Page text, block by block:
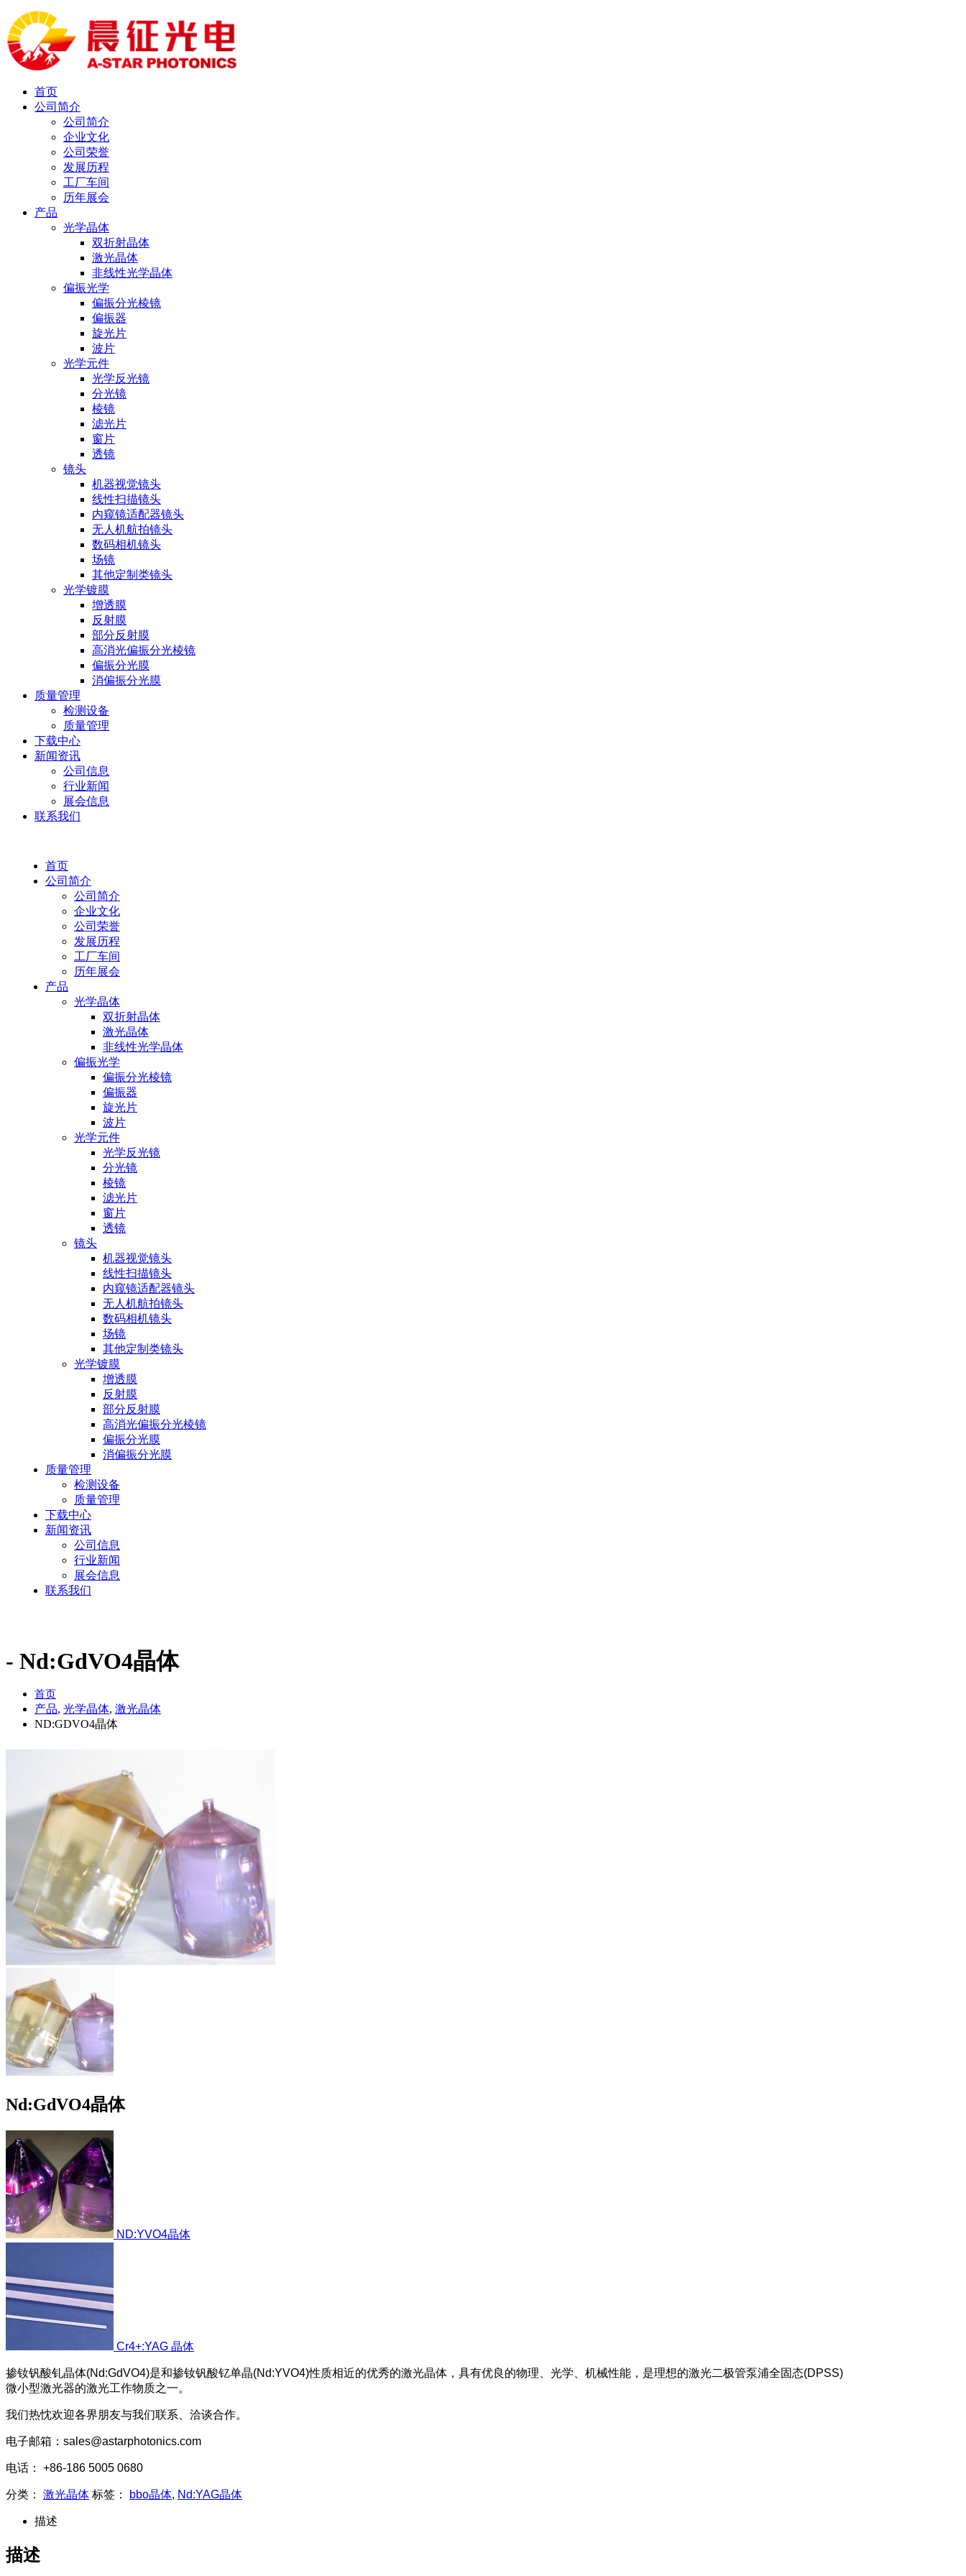
首页
公司简介
公司简介
企业文化
公司荣誉
发展历程
工厂车间
历年展会
产品
光学晶体
双折射晶体
激光晶体
非线性光学晶体
偏振光学
偏振分光棱镜
偏振器
旋光片
波片
光学元件
光学反光镜
分光镜
棱镜
滤光片
窗片
透镜
镜头
机器视觉镜头
线性扫描镜头
内窥镜适配器镜头
无人机航拍镜头
数码相机镜头
场镜
其他定制类镜头
光学镀膜
增透膜
反射膜
部分反射膜
高消光偏振分光棱镜
偏振分光膜
消偏振分光膜
质量管理
检测设备
质量管理
下载中心
新闻资讯
公司信息
行业新闻
展会信息
联系我们
首页
公司简介
公司简介
企业文化
公司荣誉
发展历程
工厂车间
历年展会
产品
光学晶体
双折射晶体
激光晶体
非线性光学晶体
偏振光学
偏振分光棱镜
偏振器
旋光片
波片
光学元件
光学反光镜
分光镜
棱镜
滤光片
窗片
透镜
镜头
机器视觉镜头
线性扫描镜头
内窥镜适配器镜头
无人机航拍镜头
数码相机镜头
场镜
其他定制类镜头
光学镀膜
增透膜
反射膜
部分反射膜
高消光偏振分光棱镜
偏振分光膜
消偏振分光膜
质量管理
检测设备
质量管理
下载中心
新闻资讯
公司信息
行业新闻
展会信息
联系我们
Nd:GdVO4晶体
首页
产品, 光学晶体, 激光晶体
ND:GDVO4晶体
Nd:GdVO4晶体
ND:YVO4晶体
Cr4+:YAG 晶体
掺钕钒酸钆晶体(Nd:GdVO4)是和掺钕钒酸钇单晶(Nd:YVO4)性质相近的优秀的激光晶体，具有优良的物理、光学、机械性能，是理想的激光二极管泵浦全固态(DPSS)
微小型激光器的激光工作物质之一。
我们热忱欢迎各界朋友与我们联系、洽谈合作。
电子邮箱：sales@astarphotonics.com
电话： +86-186 5005 0680
分类： 激光晶体 标签： bbo晶体, Nd:YAG晶体
描述
描述